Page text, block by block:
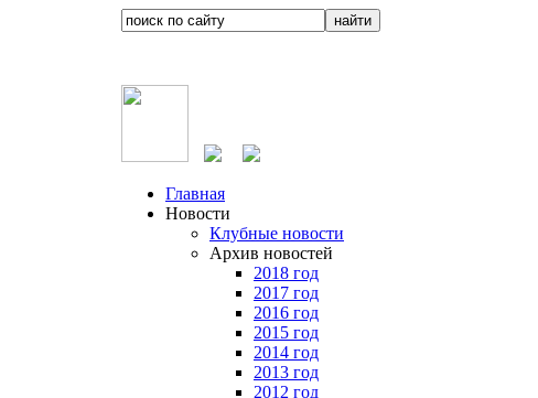
Главная
Новости
Клубные новости
Архив новостей
2018 год
2017 год
2016 год
2015 год
2014 год
2013 год
2012 год